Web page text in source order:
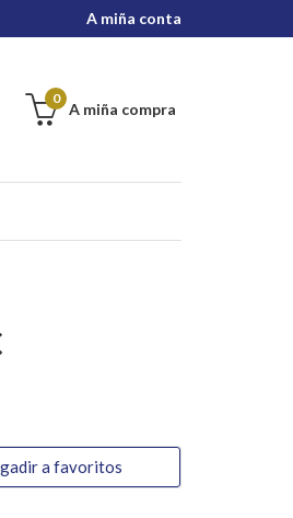
A miña conta
A miña compra
0
a favoritos